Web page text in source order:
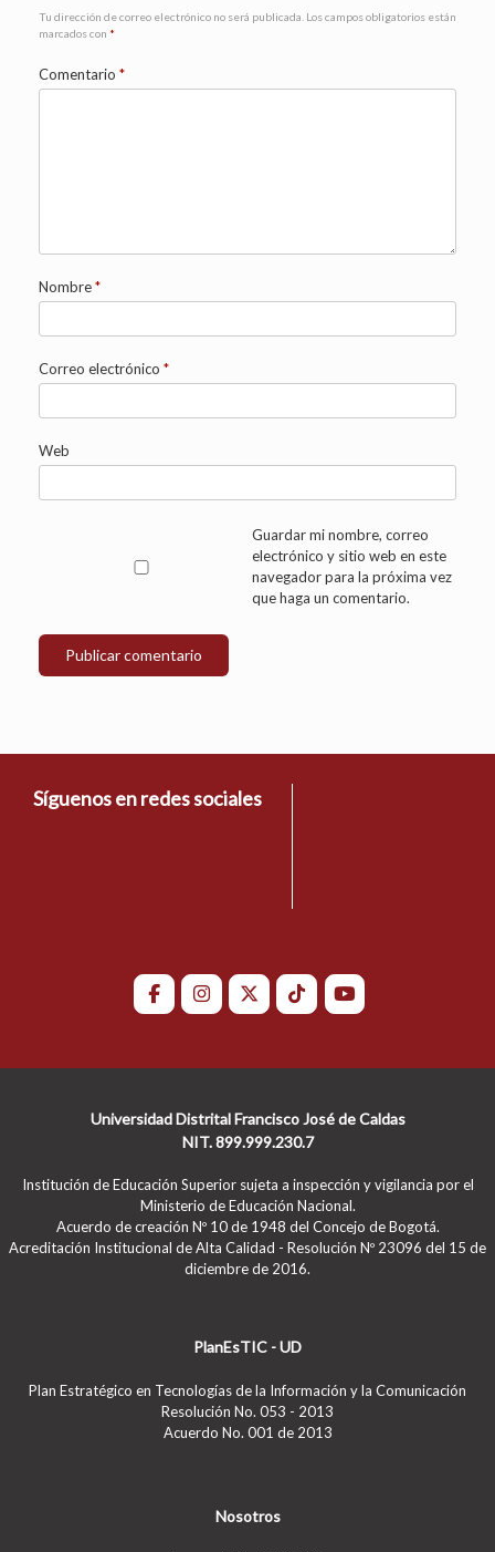
Tu dirección de correo electrónico no será publicada. Los campos obligatorios están
marcados con *
Comentario *
Nombre*
Correo electrónico *
Web
Guardar mi nombre, correo
electrónico y sitio web en este
navegador para la próxima vez
que haga un comentario.
Síguenos en redes sociales
Universidad Distrital Francisco José de Caldas
NIT. 899.999.230.7
Institución de Educación Superior sujeta a inspección y vigilancia por el
Ministerio de Educación Nacional.
Acuerdo de creación Nº 10 de 1948 del Concejo de Bogotá.
Acreditación Institucional de Alta Calidad - Resolución Nº 23096 del 15 de
diciembre de 2016.
PlanEsTIC - UD
Plan Estratégico en Tecnologías de la Información y la Comunicación
Resolución No. 053 - 2013
Acuerdo No. 001 de 2013
Nosotros